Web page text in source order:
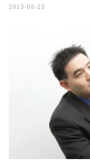
2013-08-23